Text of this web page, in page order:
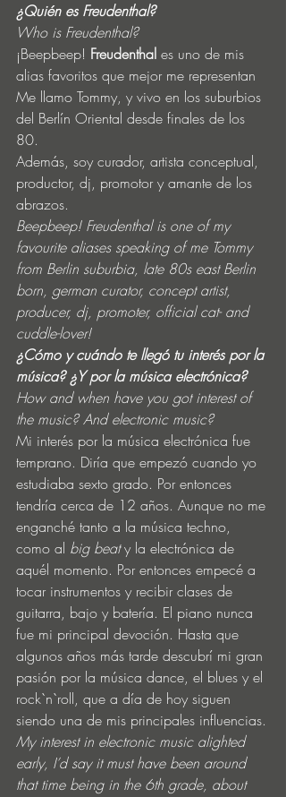
¿Quién es Freudenthal?
Who is Freudenthal?
¡Beepbeep! Freudenthal es uno de mis
alias favoritos que mejor me representan
Me llamo Tommy, y vivo en los suburbios
del Berlín Oriental desde finales de los
80.
Además, soy curador, artista conceptual,
productor, dj, promotor y amante de los
abrazos.
Beepbeep! Freudenthal is one of my
favourite aliases speaking of me Tommy
from Berlin suburbia, late 80s east Berlin
born, german curator, concept artist,
producer, dj, promoter, official cat- and
cuddle-lover!
¿Cómo y cuándo te llegó tu interés por la
música? ¿Y por la música electrónica?
How and when have you got interest of
the music? And electronic music?
Mi interés por la música electrónica fue
temprano. Diría que empezó cuando yo
estudiaba sexto grado. Por entonces
tendría cerca de 12 años. Aunque no me
enganché tanto a la música techno,
como al big beat y la electrónica de
aquél momento. Por entonces empecé a
tocar instrumentos y recibir clases de
guitarra, bajo y batería. El piano nunca
fue mi principal devoción. Hasta que
algunos años más tarde descubrí mi gran
pasión por la música dance, el blues y el
rock`n`roll, que a día de hoy siguen
siendo una de mis principales influencias.
My interest in electronic music alighted
early, I’d say it must have been around
that time being in the 6th grade, about